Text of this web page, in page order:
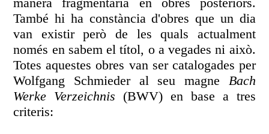
També hi ha constància d'obres que un dia
van existir però de les quals actualment
només en sabem el títol, o a vegades ni això.
Totes aquestes obres van ser catalogades per
Wolfgang Schmieder al seu magne Bach
Werke Verzeichnis (BWV) en base a tres
criteris: